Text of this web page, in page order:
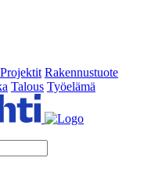
Projektit Rakennustuote
Talous Työelämä